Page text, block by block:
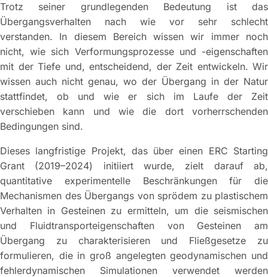
Trotz seiner grundlegenden Bedeutung ist das
Übergangsverhalten nach wie vor sehr schlecht
verstanden. In diesem Bereich wissen wir immer noch
nicht, wie sich Verformungsprozesse und -eigenschaften
mit der Tiefe und, entscheidend, der Zeit entwickeln. Wir
wissen auch nicht genau, wo der Übergang in der Natur
stattfindet, ob und wie er sich im Laufe der Zeit
verschieben kann und wie die dort vorherrschenden
Bedingungen sind.
Dieses langfristige Projekt, das über einen ERC Starting
Grant (2019–2024) initiiert wurde, zielt darauf ab,
quantitative experimentelle Beschränkungen für die
Mechanismen des Übergangs von sprödem zu plastischem
Verhalten in Gesteinen zu ermitteln, um die seismischen
und Fluidtransporteigenschaften von Gesteinen am
Übergang zu charakterisieren und Fließgesetze zu
formulieren, die in groß angelegten geodynamischen und
fehlerdynamischen Simulationen verwendet werden